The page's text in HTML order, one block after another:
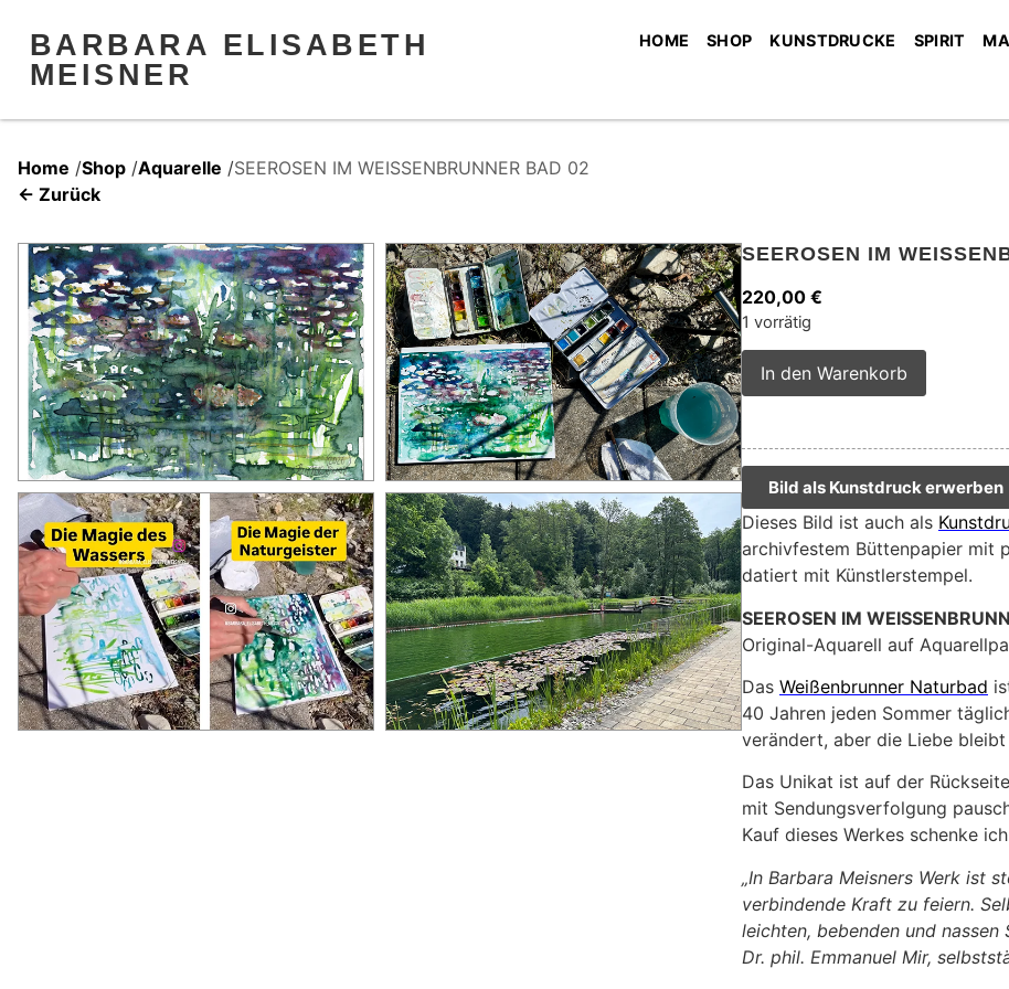
BARBARA ELISABETH
MEISNER
HOME SHOP KUNSTDRUCKE SPIRIT
Home /Shop /Aquarelle /SEEROSEN IM WEISSENBRUNNER BAD 02
← Zurück
SEEROSEN IM
220,00 €
1 vorrätig
In den Warenkorb
Bild als Kunstdruck erwerben
Dieses Bild ist auch als
archivfestem Büttenpapier mit
datiert mit Künstlerstempel.
SEEROSEN IM
Original-Aquarell auf
Das Weißenbrunner Naturbad
40 Jahren jeden Sommer
verändert, aber die Liebe
Das Unikat ist auf der
mit Sendungsverfolgung
Kauf dieses Werkes schenke
„In Barbara Meisners Werk ist
verbindende Kraft zu feiern.
leichten, bebenden und nassen
Dr. phil. Emmanuel Mir,